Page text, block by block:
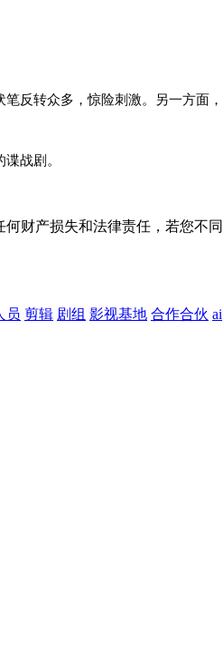
反转众多，惊险刺激。另一方面
战剧。
财产损失和法律责任，若您不
员 剪辑 剧组 影视基地 合作合伙